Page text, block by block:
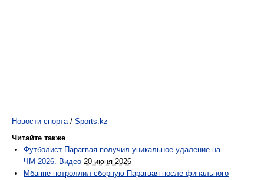
Новости спорта / Sports.kz
Читайте также
Футболист Парагвая получил уникальное удаление на
ЧМ-2026. Видео 20 июня 2026
Мбаппе потроллил сборную Парагвая после финального